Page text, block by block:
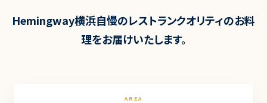
Hemingway横浜自慢のレストランクオリティのお料
理をお届けいたします。
AREA